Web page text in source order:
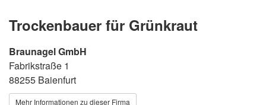
Trockenbauer für Grünkraut
Braunagel GmbH
Fabrikstraße 1
88255 Baienfurt
Mehr Informationen zu dieser Firma